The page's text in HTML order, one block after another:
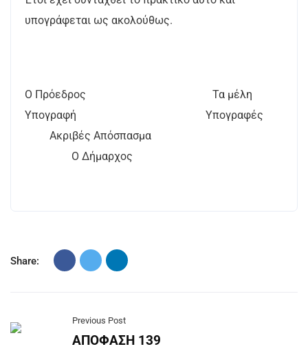
υπογράφεται ως ακολούθως.
Ο Πρόεδρος Τα μέλη
Υπογραφή Υπογραφές
Ακριβές Απόσπασμα
Ο Δήμαρχος
Share:
Previous Post
ΑΠΟΦΑΣΗ 139